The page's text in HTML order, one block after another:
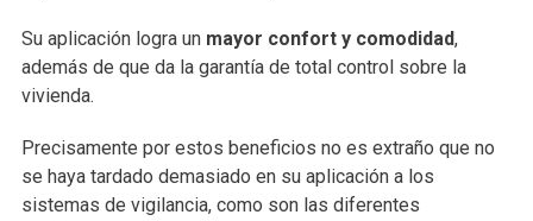
Su aplicación logra un mayor confort y comodidad,
además de que da la garantía de total control sobre la
vivienda.
Precisamente por estos beneficios no es extraño que no
se haya tardado demasiado en su aplicación a los
sistemas de vigilancia, como son las diferentes